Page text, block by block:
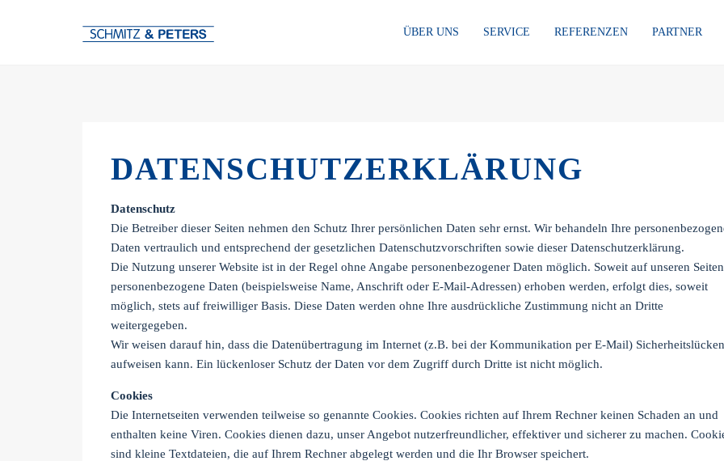
ÜBER UNS SERVICE REFERENZEN PARTNER
DATENSCHUTZERKLÄRUNG
Datenschutz
Die Betreiber dieser Seiten nehmen den Schutz Ihrer persönlichen Daten sehr ernst. Wir behandeln Ihre
Daten vertraulich und entsprechend der gesetzlichen Datenschutzvorschriften sowie dieser Datenschutzerklärung.
Die Nutzung unserer Website ist in der Regel ohne Angabe personenbezogener Daten möglich. Soweit auf unseren Seiten
personenbezogene Daten (beispielsweise Name, Anschrift oder E-Mail-Adressen) erhoben werden, erfolgt dies, soweit
möglich, stets auf freiwilliger Basis. Diese Daten werden ohne Ihre ausdrückliche Zustimmung nicht an Dritte
weitergegeben.
Wir weisen darauf hin, dass die Datenübertragung im Internet (z.B. bei der Kommunikation per E-Mail) Sicherheitslücken
aufweisen kann. Ein lückenloser Schutz der Daten vor dem Zugriff durch Dritte ist nicht möglich.
Cookies
Die Internetseiten verwenden teilweise so genannte Cookies. Cookies richten auf Ihrem Rechner keinen Schaden an und
enthalten keine Viren. Cookies dienen dazu, unser Angebot nutzerfreundlicher, effektiver und sicherer zu machen.
sind kleine Textdateien, die auf Ihrem Rechner abgelegt werden und die Ihr Browser speichert.